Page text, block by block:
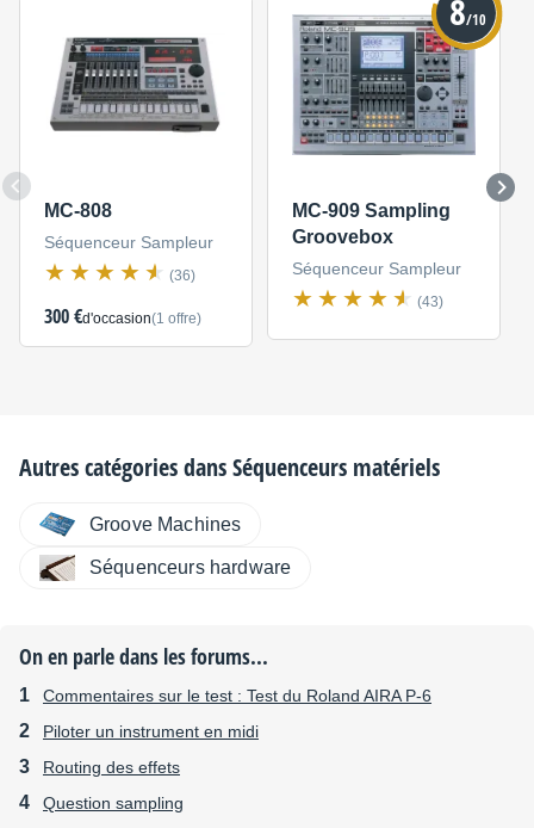
MC-808
Séquenceur Sampleur
(36)
300 €d'occasion(1 offre)
8/10
MC-909 Sampling
Groovebox
Séquenceur Sampleur
(43)
Autres catégories dansSéquenceurs matériels
Groove Machines
Séquenceurs hardware
On en parle dans les forums...
Commentaires sur le test : Test du Roland AIRA P-6
Piloter un instrument en midi
Routing des effets
Question sampling